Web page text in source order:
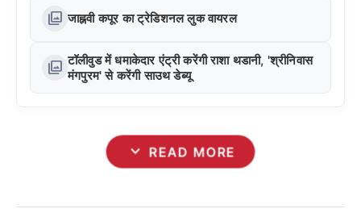
photo_library जाह्नवी कपूर का ट्रेडिशनल लुक वायरल
photo_library टॉलीवुड में धमाकेदार एंट्री करेंगी राशा थडानी, 'श्रीनिवास
मंगपुरम' से करेंगी साउथ डेब्यू
expand_more READ MORE